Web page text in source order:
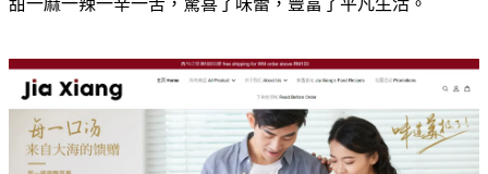
甜一麻一辣一辛一苦，驚喜了味蕾，豐富了平凡生活。